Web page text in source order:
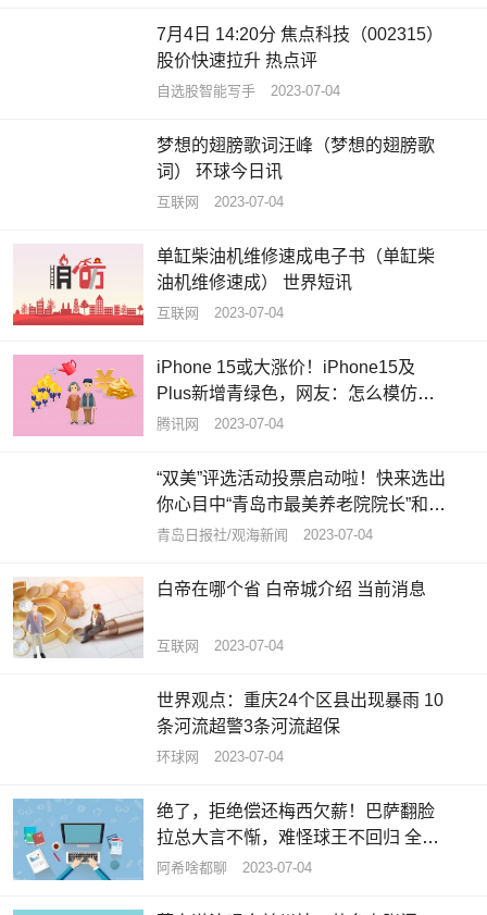
7月4日 14:20分 焦点科技（002315）
股价快速拉升 热点评
自选股智能写手 2023-07-04
梦想的翅膀歌词汪峰（梦想的翅膀歌
词） 环球今日讯
互联网 2023-07-04
单缸柴油机维修速成电子书（单缸柴
油机维修速成） 世界短讯
互联网 2023-07-04
iPhone 15或大涨价！iPhone15及
Plus新增青绿色，网友：怎么模仿我
的iPhone12呢？ 焦点速读
腾讯网 2023-07-04
“双美”评选活动投票启动啦！快来选出
你心目中“青岛市最美养老院院长”和
“青岛市最美养老护理员”|全球资讯
青岛日报社/观海新闻 2023-07-04
白帝在哪个省 白帝城介绍 当前消息
互联网 2023-07-04
世界观点：重庆24个区县出现暴雨 10
条河流超警3条河流超保
环球网 2023-07-04
绝了，拒绝偿还梅西欠薪！巴萨翻脸
拉总大言不惭，难怪球王不回归 全球
速看料
阿希啥都聊 2023-07-04